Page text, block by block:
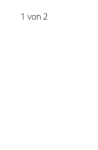
1 von 2